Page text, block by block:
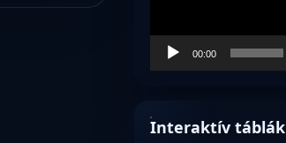
00:00
Interaktív táblák